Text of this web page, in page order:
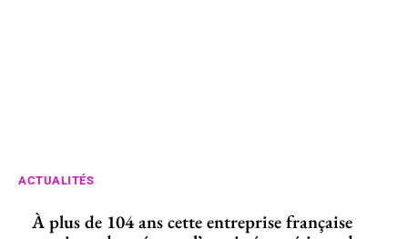
ACTUALITÉS
À plus de 104 ans cette entreprise française